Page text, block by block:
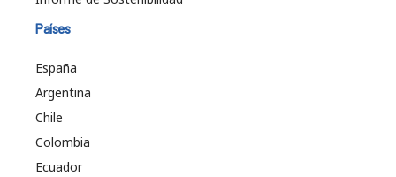
Países
España
Argentina
Chile
Colombia
Ecuador